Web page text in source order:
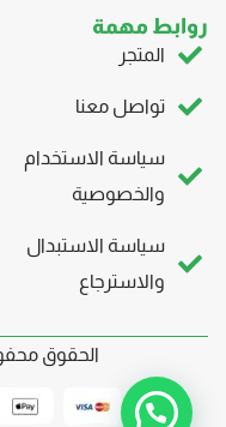
روابط مهمة
المتجر
تواصل معنا
سياسة الاستخدام
والخصوصية
سياسة الاستبدال
والاسترجاع
الحقوق محفوظة | 2024